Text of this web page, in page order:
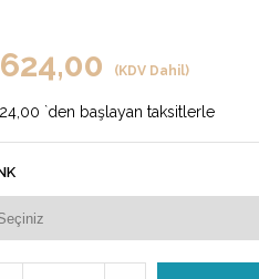
(KDV Dahil)
`den başlayan taksitlerle